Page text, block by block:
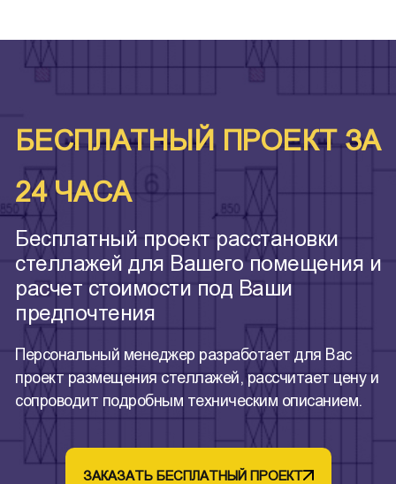
БЕСПЛАТНЫЙ ПРОЕКТ ЗА
24 ЧАСА
Бесплатный проект расстановки
стеллажей для Вашего помещения и
расчет стоимости под Ваши
предпочтения
Персональный менеджер разработает для Вас
проект размещения стеллажей, рассчитает цену и
сопроводит подробным техническим описанием.
ЗАКАЗАТЬ БЕСПЛАТНЫЙ ПРОЕКТ